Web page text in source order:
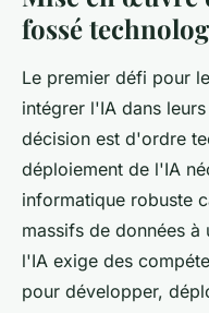
fossé
Le premier défi pour
intégrer l'IA dans
décision est d'ordre
déploiement de l'IA
informatique robuste
massifs de données à
l'IA exige des
pour développer,